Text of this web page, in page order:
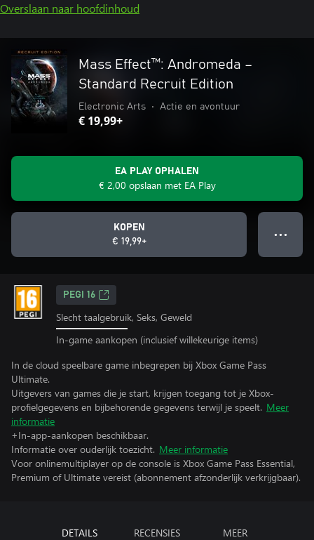
Overslaan naar hoofdinhoud
Mass Effect™: Andromeda –
Standard Recruit Edition
Electronic Arts • Actie en avontuur
€ 19,99+
EA PLAY OPHALEN
€ 2,00 opslaan met EA Play
KOPEN
€ 19,99+
● ● ●
PEGI 16
Slecht taalgebruik, Seks, Geweld
In-game aankopen (inclusief willekeurige items)
In de cloud speelbare game inbegrepen bij Xbox Game Pass
Ultimate.
Uitgevers van games die je start, krijgen toegang tot je Xbox-
profielgegevens en bijbehorende gegevens terwijl je speelt. Meer
informatie
+In-app-aankopen beschikbaar.
Informatie over ouderlijk toezicht. Meer informatie
Voor onlinemultiplayer op de console is Xbox Game Pass Essential,
Premium of Ultimate vereist (abonnement afzonderlijk verkrijgbaar).
DETAILS RECENSIES MEER